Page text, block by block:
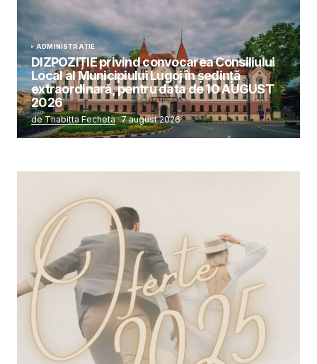
ADMINISTRAȚIE
DIZPOZIȚIE privind convocarea Consiliului
Local al Municipiului Lugoj în şedinţă
extraordinară, pentru data de 10 AUGUST
2026
de Thabitta Fecheta 7 august 2026